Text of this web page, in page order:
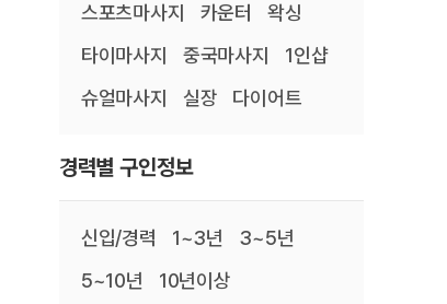
스포츠마사지
카운터
왁싱
타이마사지
중국마사지
1인샵
슈얼마사지
실장 다이어트
경력별 구인정보
신입/경력 1~3년
3~5년
5~10년
10년이상